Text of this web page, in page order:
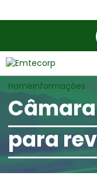
HomeInformações
para